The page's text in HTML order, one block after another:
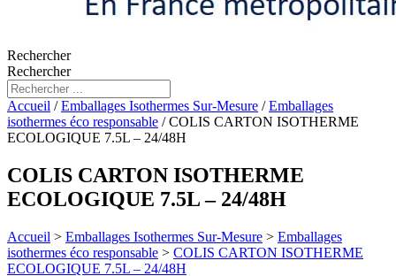
Rechercher
Rechercher
Accueil /Emballages Isothermes Sur-Mesure /Emballages
isothermes éco responsable / COLIS CARTON ISOTHERME
ECOLOGIQUE 7.5L – 24/48H
COLIS CARTON ISOTHERME
ECOLOGIQUE 7.5L – 24/48H
Accueil > Emballages Isothermes Sur-Mesure > Emballages
isothermes éco responsable > COLIS CARTON ISOTHERME
ECOLOGIQUE 7.5L – 24/48H